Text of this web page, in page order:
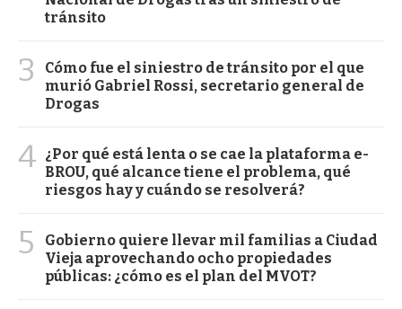
tránsito
3
Cómo fue el siniestro de tránsito por el que
murió Gabriel Rossi, secretario general de
Drogas
4 ¿Por qué está lenta o se cae la plataforma e-
BROU, qué alcance tiene el problema, qué
riesgos hay y cuándo se resolverá?
5
Gobierno quiere llevar mil familias a Ciudad
Vieja aprovechando ocho propiedades
públicas: ¿cómo es el plan del MVOT?